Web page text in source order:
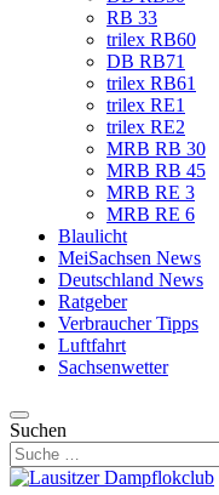
RB 33
trilex RB60
DB RB71
trilex RB61
trilex RE1
trilex RE2
MRB RB 30
MRB RB 45
MRB RE 3
MRB RE 6
Blaulicht
MeiSachsen News
Deutschland News
Ratgeber
Verbraucher Tipps
Luftfahrt
Sachsenwetter
Suchen